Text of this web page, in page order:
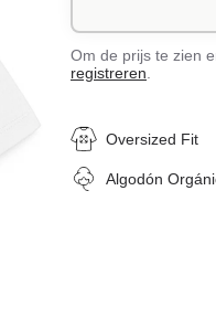
Om de prijs te zien
registreren
Oversized Fit
Algodón